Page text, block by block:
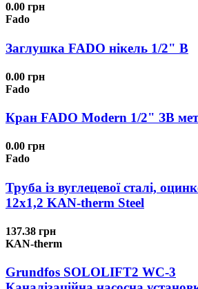
0.00 грн
Fado
Заглушка FADO нікель 1/2" В
0.00 грн
Fado
Кран FADO Modern 1/2" ЗВ
0.00 грн
Fado
Труба із вуглецевої сталі,
12x1,2 KAN-therm Steel
137.38 грн
KAN-therm
Grundfos SOLOLIFT2 WC-3